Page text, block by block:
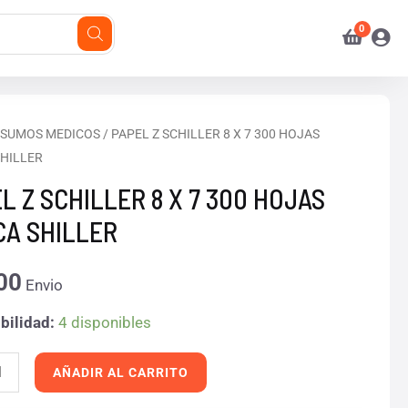
MEDICOS/ PAPEL Z SCHILLER 8 X 7 300 HOJAS
Z SCHILLER 8 X 7 300 HOJAS
SHILLER
Envio
4 disponibles
AÑADIR AL CARRITO